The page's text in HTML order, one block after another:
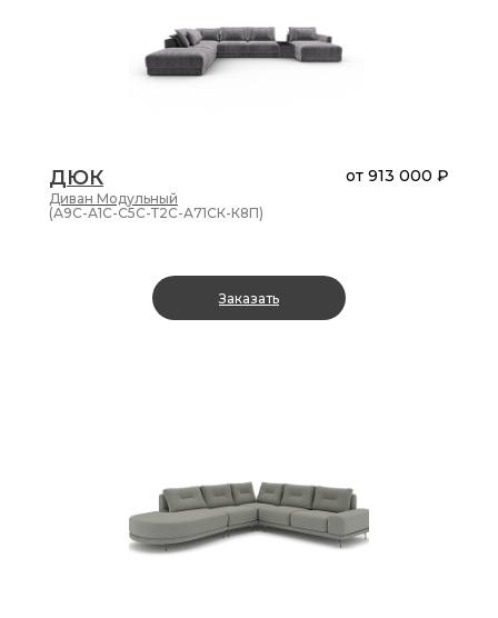
ДЮК
Диван Модульный
от 913 000 ₽
(А9С-А1С-С5С-Т2С-А71СК-К8П)
Заказать